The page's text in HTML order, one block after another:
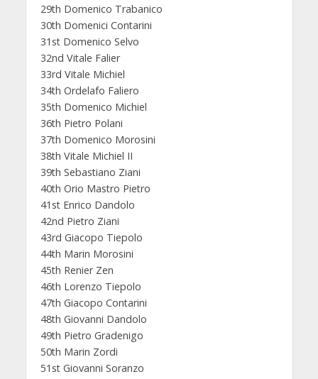
29th Domenico Trabanico
30th Domenici Contarini
31st Domenico Selvo
32nd Vitale Falier
33rd Vitale Michiel
34th Ordelafo Faliero
35th Domenico Michiel
36th Pietro Polani
37th Domenico Morosini
38th Vitale Michiel II
39th Sebastiano Ziani
40th Orio Mastro Pietro
41st Enrico Dandolo
42nd Pietro Ziani
43rd Giacopo Tiepolo
44th Marin Morosini
45th Renier Zen
46th Lorenzo Tiepolo
47th Giacopo Contarini
48th Giovanni Dandolo
49th Pietro Gradenigo
50th Marin Zordi
51st Giovanni Soranzo